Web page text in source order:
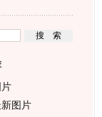
图片